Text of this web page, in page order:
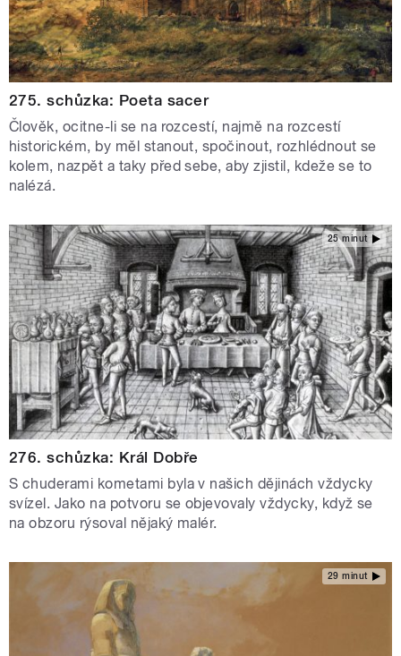
275. schůzka: Poeta sacer
Člověk, ocitne-li se na rozcestí, najmě na rozcestí
historickém, by měl stanout, spočinout, rozhlédnout se
kolem, nazpět a taky před sebe, aby zjistil, kdeže se to
nalézá.
25 minut
276. schůzka: Král Dobře
S chuderami kometami byla v našich dějinách vždycky
svízel. Jako na potvoru se objevovaly vždycky, když se
na obzoru rýsoval nějaký malér.
29 minut